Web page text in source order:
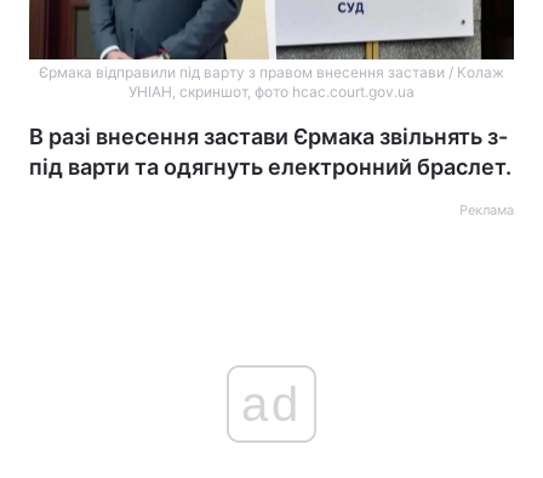
Єрмака відправили під варту з правом внесення застави / Колаж
УНІАН, скриншот, фото hcac.court.gov.ua
В разі внесення застави Єрмака звільнять з-
під варти та одягнуть електронний браслет.
Реклама
ad